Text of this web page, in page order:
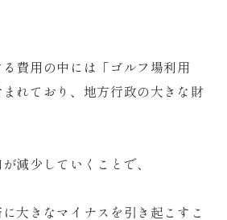
費用の中には「ゴルフ場利用
れており、地方行政の大きな財
減少していくことで、
大きなマイナスを引き起こすこ